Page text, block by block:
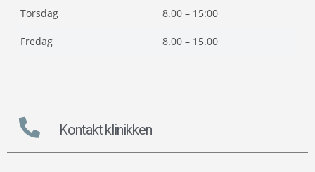
Torsdag 8.00 – 15:00
Fredag 8.00 – 15.00
Kontakt klinikken